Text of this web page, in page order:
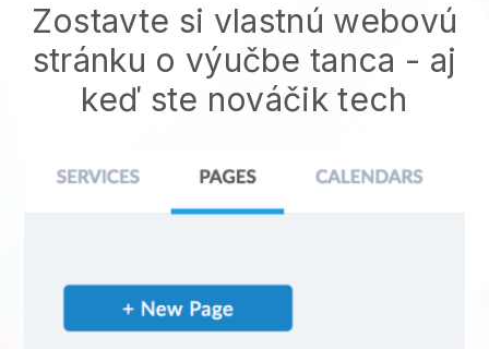
Zostavte si vlastnú webovú
stránku o výučbe tanca - aj
keď ste nováčik tech